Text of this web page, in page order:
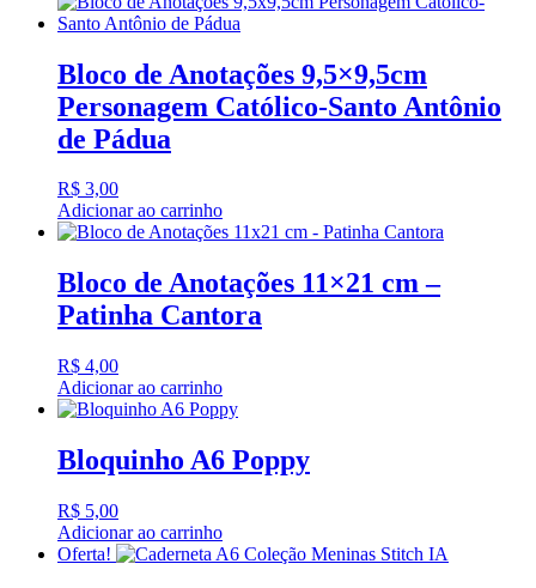
Bloco de Anotações 9,5×9,5cm
Personagem Católico-Santo Antônio
de Pádua
R$ 3,00
Adicionar ao carrinho
Bloco de Anotações 11×21 cm –
Patinha Cantora
R$ 4,00
Adicionar ao carrinho
Bloquinho A6 Poppy
R$ 5,00
Adicionar ao carrinho
Oferta!